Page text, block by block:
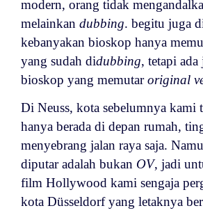
modern, orang tidak
melainkan dubbing. begitu juga
kebanyakan bioskop hanya
yang sudah didubbing, tetapi ada
bioskop yang memutaroriginal
Di Neuss, kota sebelumnya kami
hanya berada di depan rumah,
menyebrang jalan raya saja.
diputar adalah bukan OV, jadi
film Hollywood kami sengaja
kota Düsseldorf yang letaknya